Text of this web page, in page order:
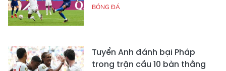
BÓNG ĐÁ
Tuyển Anh đánh bại Pháp
trong trận cầu 10 bàn thắng